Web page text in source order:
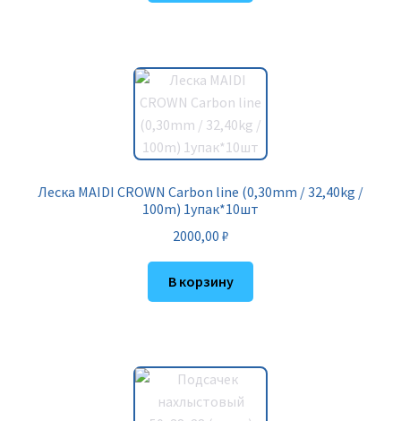
Леска MAIDI CROWN Carbon line (0,30mm / 32,40kg /
100m) 1упак*10шт
2000,00 ₽
В корзину